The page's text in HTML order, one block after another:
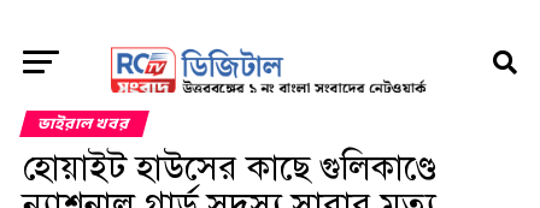
ভাইরাল খবর
হোয়াইট হাউসের কাছে গুলিকাণ্ডে